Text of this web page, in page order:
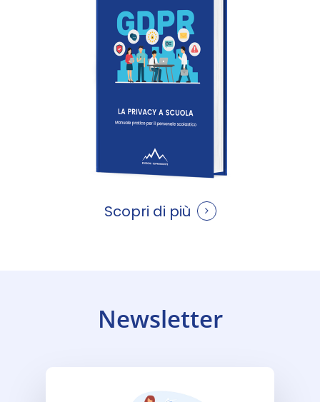
Scopri di più
Newsletter